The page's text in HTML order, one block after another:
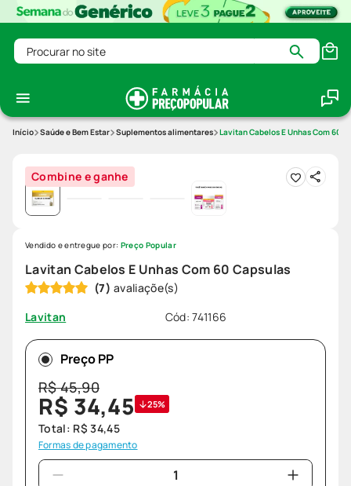
Procurar no site
Saúde e Bem Estar Suplementos alimentares Lavitan Cabelos E Unhas Com 60
Combine e ganhe
Lavitan Cabelos E Unhas Com 60 Capsulas
(7)
Lavitan
Cód:741166
Vendido e entregue por: Preço Popular
Preço PP
R$45,90
R$ 34,45 25%
Total: R$ 34,45
Formas de pagamento